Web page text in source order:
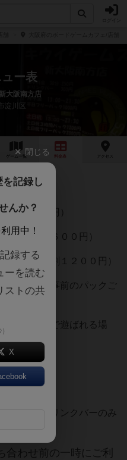
ー表
大阪南方店
淀川区
ゲーム 一覧 料金 アクセス
割１５０円）
円（学割６００円）
０円（学割１２００円）
すので、事前のパックご
方と同卓で遊ばれる場
題です。ドリンクバーのみ
合わせ前の一時にご利
閉じる
記録し
んか？
用中！
録する
ーを読む
ストの共
X